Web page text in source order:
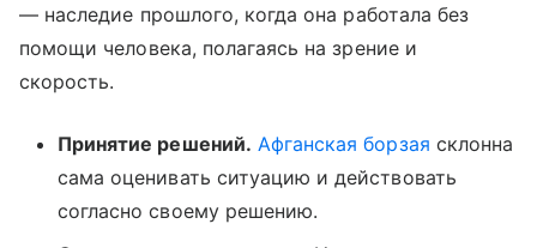
— наследие прошлого, когда она работала без
помощи человека, полагаясь на зрение и
скорость.
Принятие решений. Афганская борзая склонна
сама оценивать ситуацию и действовать
согласно своему решению.